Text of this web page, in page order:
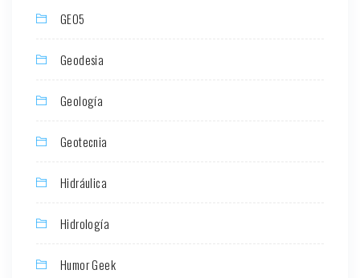
GEO5
Geodesia
Geología
Geotecnia
Hidráulica
Hidrología
Humor Geek